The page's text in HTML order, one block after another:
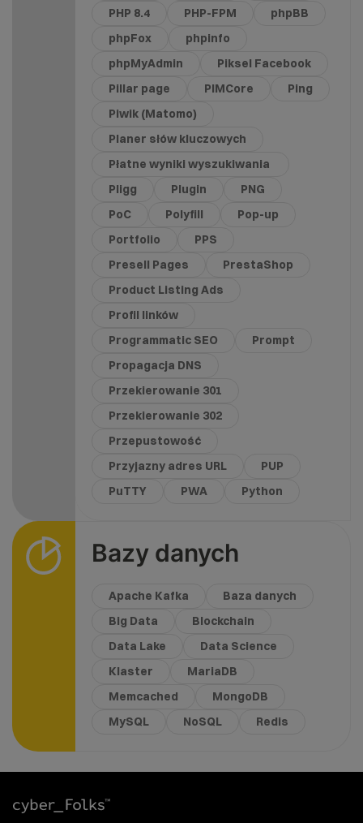
PHP 8.4
PHP-FPM
phpBB
phpFox
phpinfo
phpMyAdmin
Piksel Facebook
Pillar page
PIMCore
Ping
Piwik (Matomo)
Planer słów kluczowych
Płatne wyniki wyszukiwania
Pligg
Plugin
PNG
PoC
Polyfill
Pop-up
Portfolio
PPS
Presell Pages
PrestaShop
Product Listing Ads
Profil linków
Programmatic SEO
Prompt
Propagacja DNS
Przekierowanie 301
Przekierowanie 302
Przepustowość
Przyjazny adres URL
PUP
PuTTY
PWA Python
Bazy danych
Apache Kafka
Baza danych
Big Data
Blockchain
Data Lake
Data Science
Klaster
MariaDB
Memcached
MongoDB
MySQL
NoSQL Redis